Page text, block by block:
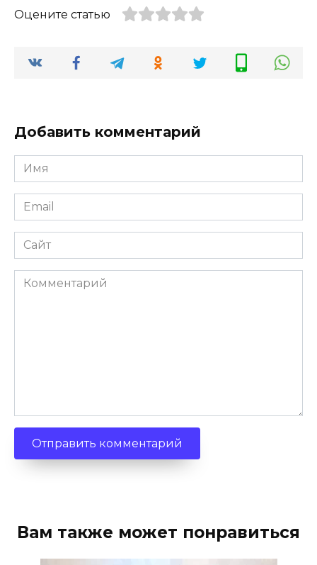
Оцените статью
Добавить комментарий
Имя
Email
Сайт
Комментарий
Вам также может понравиться